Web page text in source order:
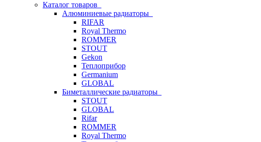
Каталог товаров
Алюминиевые радиаторы
RIFAR
Royal Thermo
ROMMER
STOUT
Gekon
Теплоприбор
Germanium
GLOBAL
Биметаллические радиаторы
STOUT
GLOBAL
Rifar
ROMMER
Royal Thermo